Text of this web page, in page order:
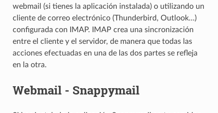
webmail (si tienes la aplicación instalada) o utilizando un
cliente de correo electrónico (Thunderbird, Outlook…)
configurada con IMAP. IMAP crea una sincronización
entre el cliente y el servidor, de manera que todas las
acciones efectuadas en una de las dos partes se refleja
en la otra.
Webmail - Snappymail